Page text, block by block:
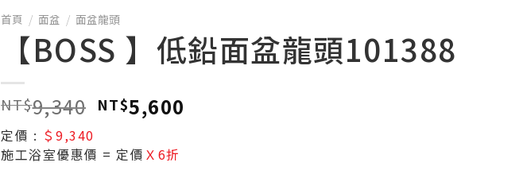
首頁 / 面盆 / 面盆龍頭
【BOSS 】低鉛面盆龍頭101388
NT$9,340 NT$5,600
定價 : ＄9,340
施工浴室優惠價 = 定價 Ｘ6折